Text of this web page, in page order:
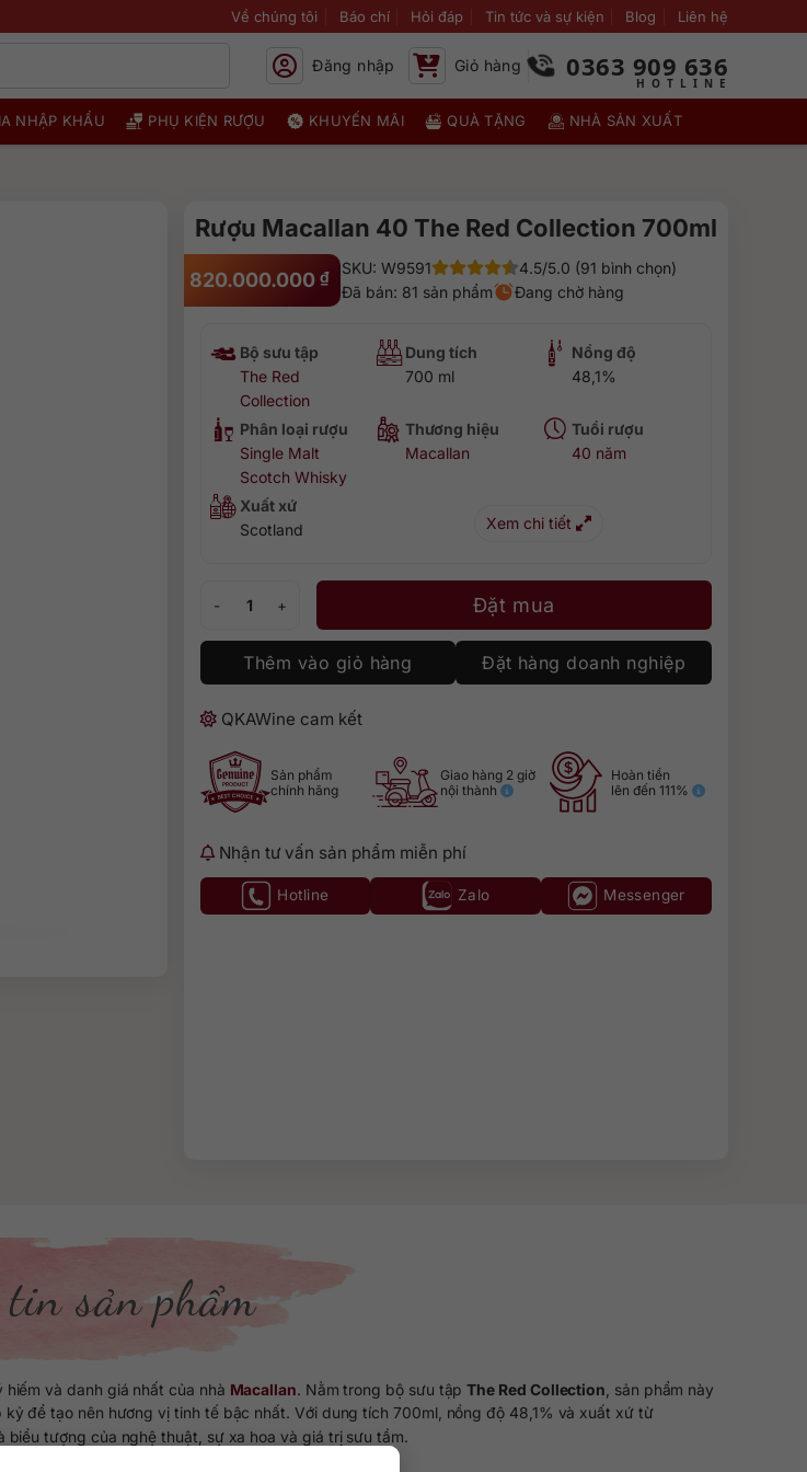
Về chúng tôi Báo chí Hỏi đáp Tin tức và sự kiện Blog Liên hệ
Đăng nhập Giỏ hàng 0363 909 636
NHẬP KHẨU PHỤ KIỆN RƯỢU KHUYẾN MÃI QUÀ TẶNG NHÀ SẢN XUẤT
Rượu Macallan 40 The Red Collection 700ml
820.000.000 ₫ SKU: W9591
4.5/5.0 (91 bình chọn)
Đã bán: 81 sản phẩm
Đang chờ hàng
Bộ sưu tập
The Red
Collection
Dung tích
700 ml
Nồng độ
48,1%
Phân loại rượu
Single Malt
Scotch Whisky
Thương hiệu
Macallan
Tuổi rượu
40 năm
Xuất xứ
Scotland
Xem chi tiết
Rượu Macallan 40 The Red Collection 700ml số lượng
Đặt mua
Thêm vào giỏ hàng Đặt hàng doanh nghiệp
QKAWine cam kết
Sản phẩm
chính hãng
Giao hàng 2 giờ
nội thành
Hoàn tiền
lên đến 111%
Nhận tư vấn sản phẩm miễn phí
Hotline Zalo Messenger
tin sản phẩm
và danh giá nhất của nhà Macallan . Nằm trong bộ sưu tậpThe Red Collection , sản phẩm này
để tạo nên hương vị tinh tế bậc nhất. Với dung tích 700ml, nồng độ 48,1% và xuất xứ từ
biểu tượng của nghệ thuật, sự xa hoa và giá trị sưu tầm.